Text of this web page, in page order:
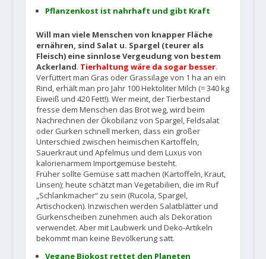
Pflanzenkost ist nahrhaft und gibt Kraft
Will man viele Menschen von knapper Fläche
ernähren, sind Salat u. Spargel (teurer als
Fleisch) eine sinnlose Vergeudung von bestem
Ackerland. Tierhaltung wäre da sogar besser.
Verfüttert man Gras oder Grassilage von 1 ha an ein
Rind, erhält man pro Jahr 100 Hektoliter Milch (= 340 kg
Eiweiß und 420 Fett!). Wer meint, der Tierbestand
fresse dem Menschen das Brot weg, wird beim
Nachrechnen der Ökobilanz von Spargel, Feldsalat
oder Gurken schnell merken, dass ein großer
Unterschied zwischen heimischen Kartoffeln,
Sauerkraut und Apfelmus und dem Luxus von
kalorienarmem Importgemüse besteht.
Früher sollte Gemüse satt machen (Kartoffeln, Kraut,
Linsen); heute schätzt man Vegetabilien, die im Ruf
„Schlankmacher“ zu sein (Rucola, Spargel,
Artischocken). Inzwischen werden Salatblätter und
Gurkenscheiben zunehmen auch als Dekoration
verwendet. Aber mit Laubwerk und Deko-Artikeln
bekommt man keine Bevölkerung satt.
Vegane Biokost rettet den Planeten